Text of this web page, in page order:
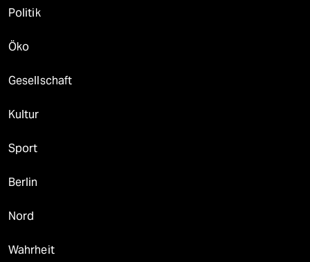
Politik
Öko
Gesellschaft
Kultur
Sport
Berlin
Nord
Wahrheit